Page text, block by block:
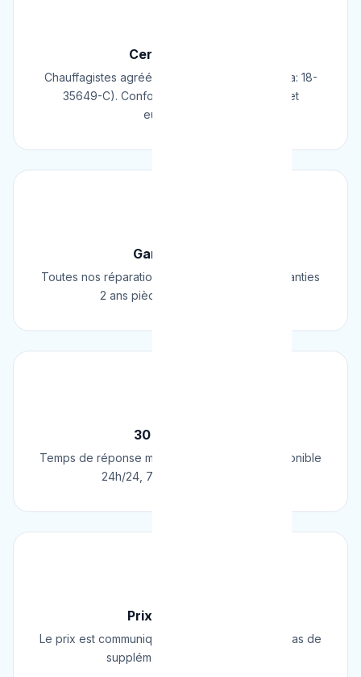
Certifié & Agréé
Chauffagistes agréés Cerga/Cedicol (N° Cerga: 18-
35649-C). Conformes aux normes belges et
européennes.
Garantie 2 Ans
Toutes nos réparations et installations sont garanties
2 ans pièces et main d'œuvre.
30 Min Chrono
Temps de réponse moyen de 30 minutes. Disponible
24h/24, 7j/7, 365 jours par an.
Prix Fixe Garanti
Le prix est communiqué AVANT l'intervention. Pas de
supplément surprise, jamais.